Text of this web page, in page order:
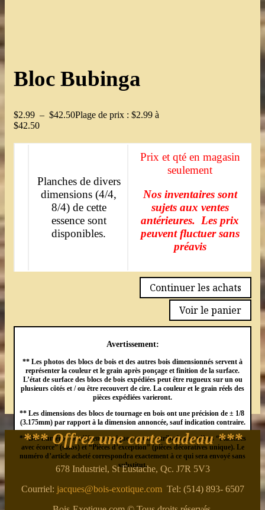
Bloc Bubinga
$2.99 – $42.50Plage de prix : $2.99 à
$42.50
Planches de divers
dimensions (4/4,
8/4) de cette
essence sont
disponibles.
Prix et qté en magasin
seulement
Nos inventaires sont
sujets aux ventes
antérieures. Les prix
peuvent fluctuer sans
préavis
Continuer les achats
Voir le panier
Avertissement:
** Les photos des blocs de bois et des autres bois dimensionnés servent à
représenter la couleur et le grain après ponçage et finition de la surface.
L’état de surface des blocs de bois expédiées peut être rugueux sur un ou
plusieurs côtés et / ou être recouvert de cire. La couleur et le grain réels des
pièces expédiées varieront.
** Les dimensions des blocs de tournage en bois ont une précision de ± 1/8
(3.175mm) par rapport à la dimension annoncée, sauf indication contraire.
** Des numéros de référence uniques seront attribués aux pièces “Planches
avec écorce” (slabs) et “Pièces d’exception” (pièces décoratives unique). Le
numéro d’article acheté correspondra exactement à ce qui sera envoyé sans
substitut.
*** Offrez une carte cadeau ***
678 Industriel, St Eustache, Qc. J7R 5V3
Courriel: jacques@bois-exotique.comTel: (514) 893- 6507